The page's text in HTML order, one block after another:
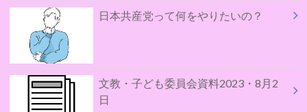
日本共産党って何をやりたいの？
文教・子ども委員会資料2023・8月2
日